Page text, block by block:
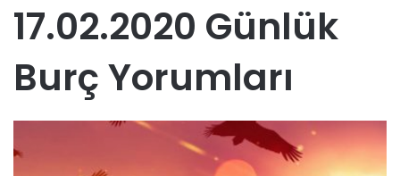
17.02.2020 Günlük
Burç Yorumları